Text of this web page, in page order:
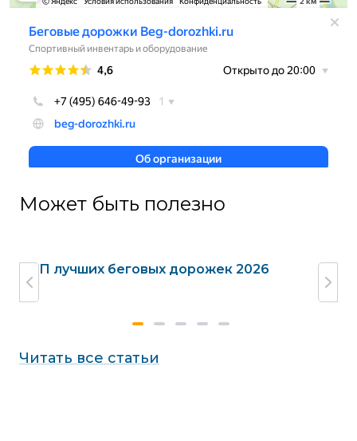
Может быть полезно
ТОП лучших беговых дорожек 2026
Читать все статьи